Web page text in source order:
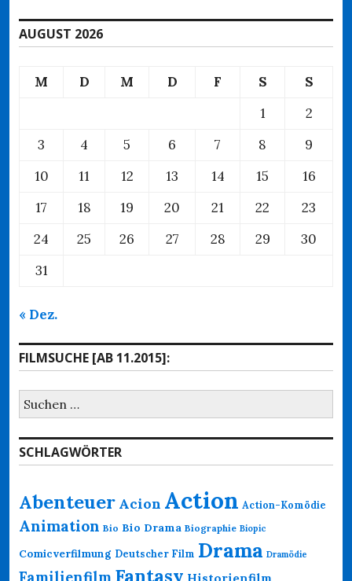
AUGUST 2026
M D M D F S
S
1
2
3
4 5 6 7 8
9
10
11 12 13 14 15
16
17
18 19 20 21 22
23
24
25 26 27 28 29
30
31
« Dez.
FILMSUCHE [AB 11.2015]:
Suchen
nach:
SCHLAGWÖRTER
Abenteuer Acion Action Action-Komödie
Animation Bio Bio Drama Biographie Biopic
Comicverfilmung Deutscher Film Drama Dramödie
Familienfilm Fantasy